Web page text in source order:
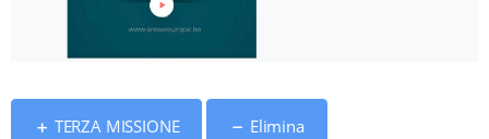
TERZA MISSIONE Elimina